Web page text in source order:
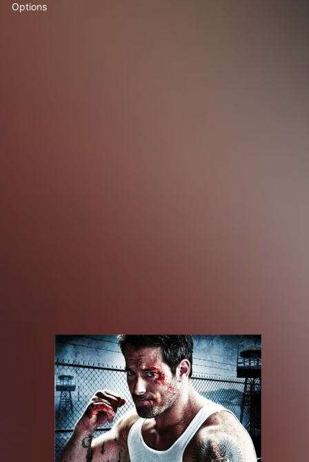
Options